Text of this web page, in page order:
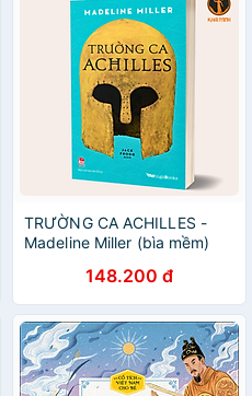
TRƯỜNG CA ACHILLES -
Madeline Miller (bìa mềm)
148.200 đ